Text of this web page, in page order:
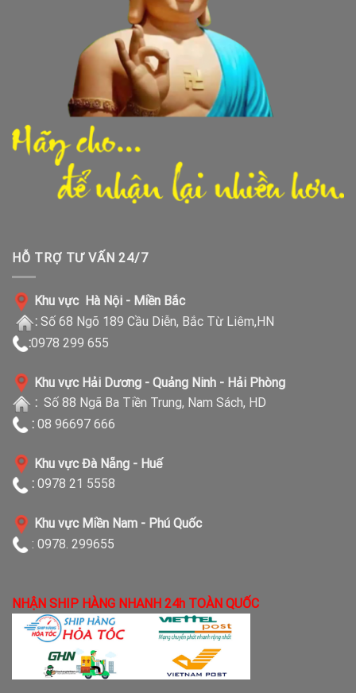
HỖ TRỢ TƯ VẤN 24/7
Khu vực Hà Nội - Miền Bắc
: Số 68 Ngõ 189 Cầu Diễn, Bắc Từ Liêm,HN
:0978 299 655
Khu vực Hải Dương - Quảng Ninh - Hải Phòng
: Số 88 Ngã Ba Tiền Trung, Nam Sách, HD
: 08 96697 666
Khu vực Đà Nẵng - Huế
: 0978 21 5558
Khu vực Miền Nam - Phú Quốc
: 0978. 299655
NHẬN SHIP HÀNG NHANH 24h TOÀN QUỐC